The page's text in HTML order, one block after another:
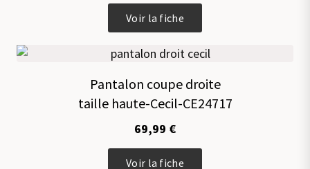
Voir la fiche
plusieurs
Les
options
choisies
Pantalon coupe droite
taille haute-Cecil-CE24717
69,99 €
Voir la fiche